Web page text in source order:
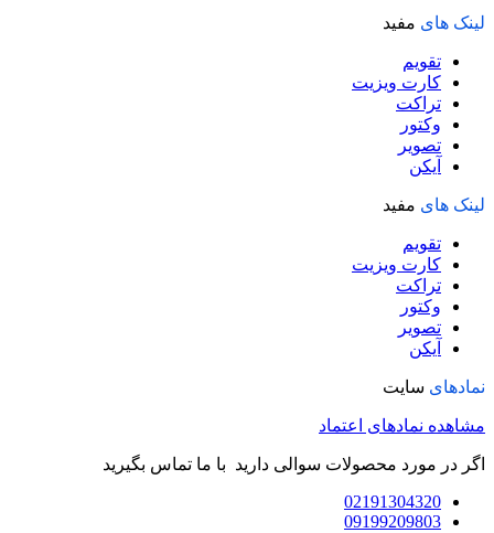
لینک های مفید
تقویم
کارت ویزیت
تراکت
وکتور
تصویر
آیکن
لینک های مفید
تقویم
کارت ویزیت
تراکت
وکتور
تصویر
آیکن
نمادهای سایت
مشاهده نمادهای اعتماد
اگر در مورد محصولات سوالی دارید با ما تماس بگیرید
02191304320
09199209803